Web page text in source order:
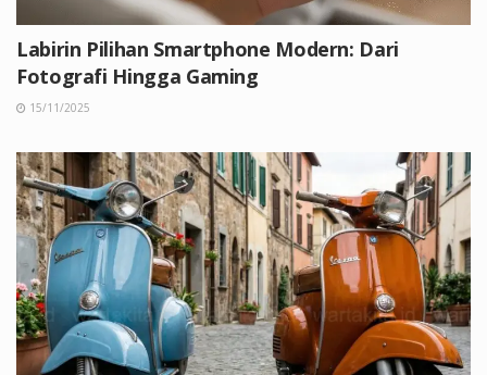
Labirin Pilihan Smartphone Modern: Dari
Fotografi Hingga Gaming
15/11/2025